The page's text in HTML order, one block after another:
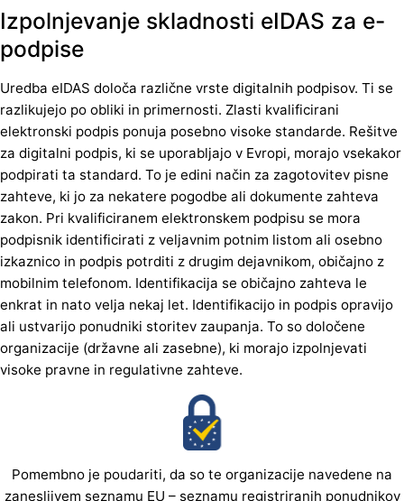
Izpolnjevanje skladnosti eIDAS za e-
podpise
Uredba eIDAS določa različne vrste digitalnih podpisov. Ti se
razlikujejo po obliki in primernosti. Zlasti kvalificirani
elektronski podpis ponuja posebno visoke standarde. Rešitve
za digitalni podpis, ki se uporabljajo v Evropi, morajo vsekakor
podpirati ta standard. To je edini način za zagotovitev pisne
zahteve, ki jo za nekatere pogodbe ali dokumente zahteva
zakon. Pri kvalificiranem elektronskem podpisu se mora
podpisnik identificirati z veljavnim potnim listom ali osebno
izkaznico in podpis potrditi z drugim dejavnikom, običajno z
mobilnim telefonom. Identifikacija se običajno zahteva le
enkrat in nato velja nekaj let. Identifikacijo in podpis opravijo
ali ustvarijo ponudniki storitev zaupanja. To so določene
organizacije (državne ali zasebne), ki morajo izpolnjevati
visoke pravne in regulativne zahteve.
Pomembno je poudariti, da so te organizacije navedene na
zanesljivem seznamu EU – seznamu registriranih ponudnikov